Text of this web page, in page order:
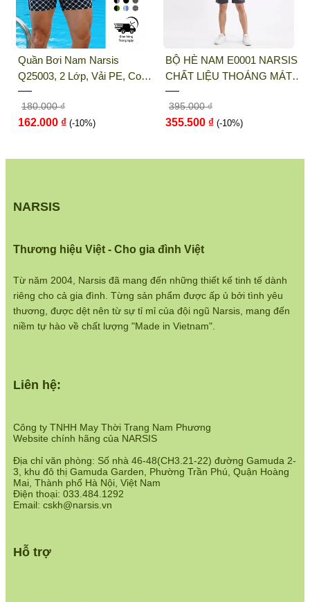
THỜI TRANG NARSIS
Địa chỉ văn phòng/showroom: Số 46 + 48
Shophouse đường 2.3 Khu đô thị Gamuda
Gardens, Quận Hoàng Mai, Hà Nội
Điện thoại:033 484 1292
Kiểm tra đơn hàng:
Chính sách đổi hàng:
https://www.narsis.vn/doi-tra-hoan-tien
Chính sách bán hàng:
https://www.narsis.vn/chinh-sach-ban-hang
PE, Co
Khô
BỘ HÈ NAM E0001 NARSIS
CHẤT LIỆU THOÁNG MÁT,
DỄ CHỊU, THOẢI MÁI CẢ
NGÀY, DỄ VẬN ĐỘNG
355.500 ₫
QUẦN LÓT NỮ
K8076 NARSIS VẢI
COTTON THOẢI
DÁNG TỐT, THO...
58.500 ₫
Công ty TNHH May Thời Trang Nam Phương
Website chính hãng của NARSIS
Địa chỉ văn phòng: Số nhà 46-48(CH3.21-22) đường Gamuda 2-
3, khu đô thị Gamuda Garden, Phường Trần Phú, Quận Hoàng
Mai, Thành phố Hà Nội, Việt Nam
Điện thoại: 033.484.1292
Email: cskh@narsis.vn
Hỗ trợ
NARSIS
Liên hệ:
Từ năm 2004, Narsis đã mang đến những thiết kế tinh tế dành
riêng cho cả gia đình. Từng sản phẩm được ấp ủ bởi tình yêu
thương, được dệt nên từ sự tỉ mỉ của đội ngũ Narsis, mang đến
niềm tự hào về chất lượng "Made in Vietnam".
Thương hiệu Việt - Cho gia đình Việt